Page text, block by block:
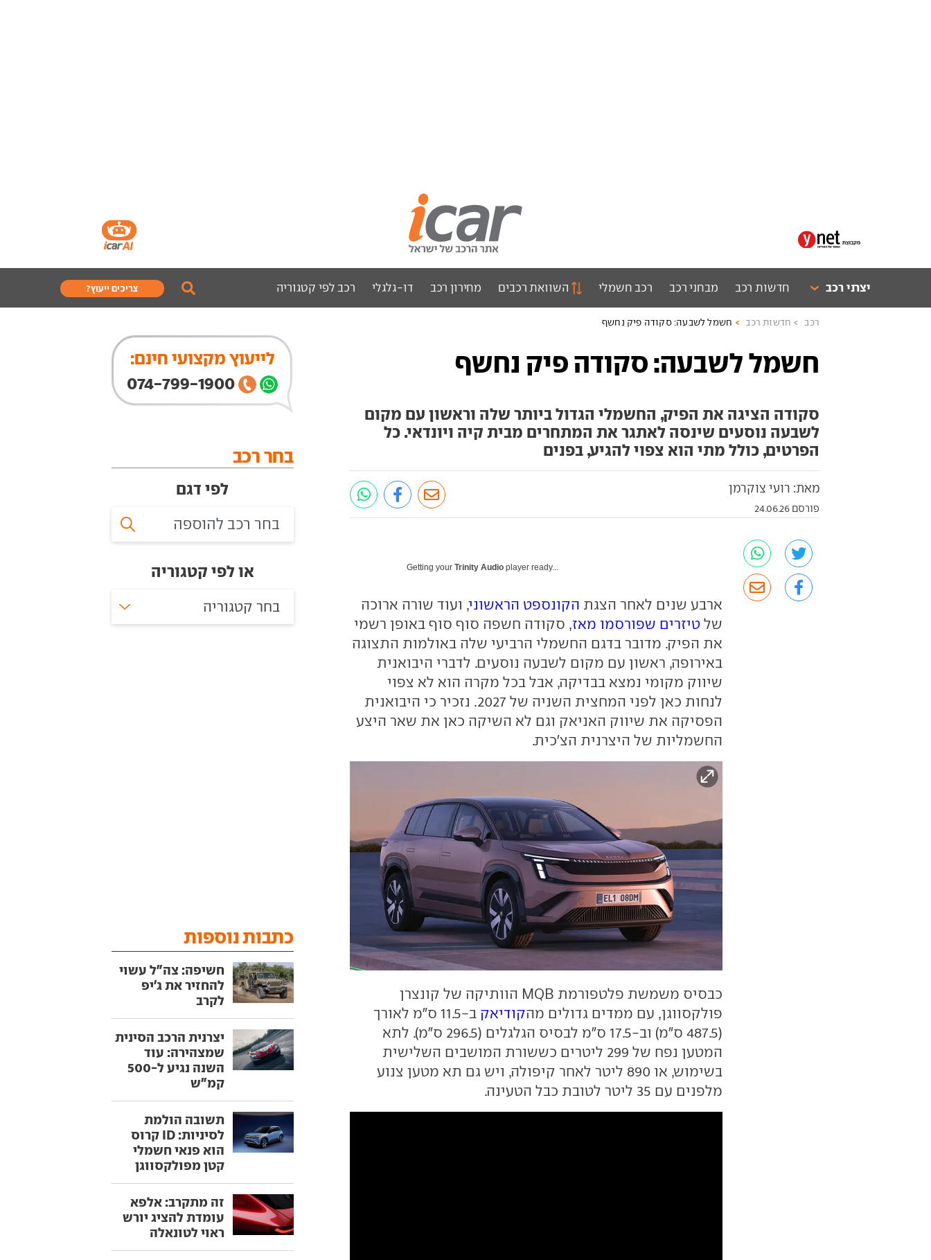
יצרני רכב חדשות רכב מבחני רכב רכב חשמלי השוואת רכבים מחירון רכב דו-גלגלי רכב לפי קטגוריה צריכים ייעוץ?
רכב חדשות רכב חשמל לשבעה: סקודה פיק נחשף
חשמל לשבעה: סקודה פיק נחשף
סקודה הציגה את הפיק, החשמלי הגדול ביותר שלה וראשון עם מקום
לשבעה נוסעים שינסה לאתגר את המתחרים מבית קיה ויונדאי. כל
הפרטים, כולל מתי הוא צפוי להגיע, בפנים
מאת: רועי צוקרמן
פורסם 24.06.26
Getting yourTrinity Audio player ready...
ארבע שנים לאחר הצגת הקונספט הראשוני, ועוד שורה ארוכה
של טיזרים שפורסמו מאז, סקודה חשפה סוף סוף באופן רשמי
את הפיק. מדובר בדגם החשמלי הרביעי שלה באולמות התצוגה
באירופה, ראשון עם מקום לשבעה נוסעים. לדברי היבואנית
שיווק מקומי נמצא בבדיקה, אבל בכל מקרה הוא לא צפוי
לנחות כאן לפני המחצית השניה של 2027. נזכיר כי היבואנית
הפסיקה את שיווק האניאק וגם לא השיקה כאן את שאר היצע
החשמליות של היצרנית הצ'כית.
כבסיס משמשת פלטפורמת MQB הוותיקה של קונצרן
פולקסווגן, עם ממדים גדולים מהקודיאק
ב-11.5 ס"מ לאורך
(487.5 ס"מ) וב-17.5 ס"מ לבסיס הגלגלים (296.5 ס"מ). לתא
המטען נפח של 299 ליטרים כששורת המושבים השלישית
בשימוש, או 890 ליטר לאחר קיפולה, ויש גם תא מטען צנוע
מלפנים עם 35 ליטר לטובת כבל הטעינה.
לייעוץ מקצועי חינם:
074-799-1900
בחר רכב
לפי דגם
או לפי קטגוריה
בחר קטגוריה
כתבות נוספות
חשיפה: צה"ל עשוי
להחזיר את ג'יפ
לקרב
יצרנית הרכב הסינית
שמצהירה: עוד
השנה נגיע ל-500
קמ"ש
תשובה הולמת
לסיניות: ID קרוס
הוא פנאי חשמלי
קטן מפולקסווגן
זה מתקרב: אלפא
עומדת להציג יורש
ראוי לטונאלה